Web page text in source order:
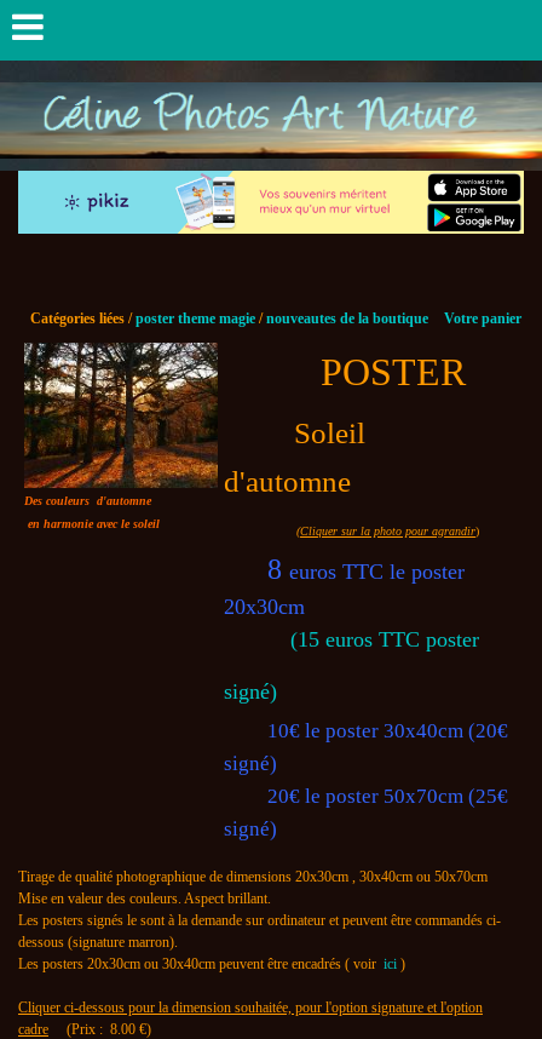
Catégories liées /poster theme magie /nouveautes de la boutique Votre panier
Des couleurs d'automne
en harmonie avec le soleil
POSTER
Soleil
d'automne
(Cliquer sur la photo pour agrandir)
8 euros TTC le poster
20x30cm
(15 euros TTC poster
signé)
10€ le poster 30x40cm (20€
signé)
20€ le poster 50x70cm (25€
signé)
Tirage de qualité photographique de dimensions 20x30cm , 30x40cm ou 50x70cm
Mise en valeur des couleurs. Aspect brillant.
Les posters signés le sont à la demande sur ordinateur et peuvent être commandés ci-
dessous (signature marron).
Les posters 20x30cm ou 30x40cm peuvent être encadrés ( voir ici )
Cliquer ci-dessous pour la dimension souhaitée, pour l'option signature et l'option
cadre (Prix : 8.00 €)